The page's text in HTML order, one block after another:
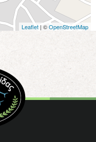
Leaflet | ©OpenStreetMap